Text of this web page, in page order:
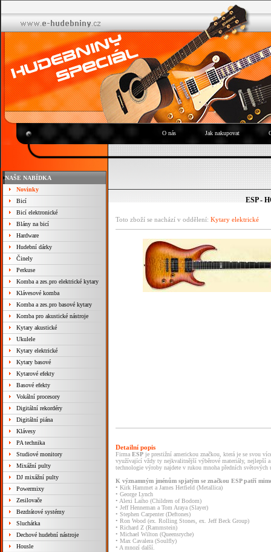
O nás Jak nakupovat
NAŠE NABÍDKA
Novinky
Bicí
Bicí elektronické
Blány na bicí
Hardware
Hudební dárky
Činely
Perkuse
Komba a zes.pro elektrické kytary
Klávesové komba
Komba a zes.pro basové kytary
Komba pro akustické nástroje
Kytary akustické
Ukulele
Kytary elektrické
Kytary basové
Kytarové efekty
Basové efekty
Vokální procesory
Digitální rekordéry
Digitální piána
Klávesy
PA technika
Studiové monitory
Mixážní pulty
DJ mixážní pulty
Powermixy
Zesilovače
Bezdrátové systémy
Sluchátka
Dechové hudební nástroje
Housle
ESP -
Toto zboží se nachází v oddělení: Kytary elektrické
Detailní popis
Firma ESP je prestižní americkou značkou, která je se svou
využívající vždy ty nejkvalitnější výběrové materiály, nejlepší
technologie výroby najdete v rukou mnoha předních
K významným jménům spjatým se značkou ESP patří
• Kirk Hammet a James Hetfield (Metallica)
• George Lynch
• Alexi Laiho (Children of Bodom)
• Jeff Henneman a Tom Araya (Slayer)
• Stephen Carpenter (Deftones)
• Ron Wood (ex. Rolling Stones, ex. Jeff Beck Group)
• Richard Z (Rammstein)
• Michael Wilton (Queensryche)
• Max Cavalera (Soulfly)
• A mnozí další.